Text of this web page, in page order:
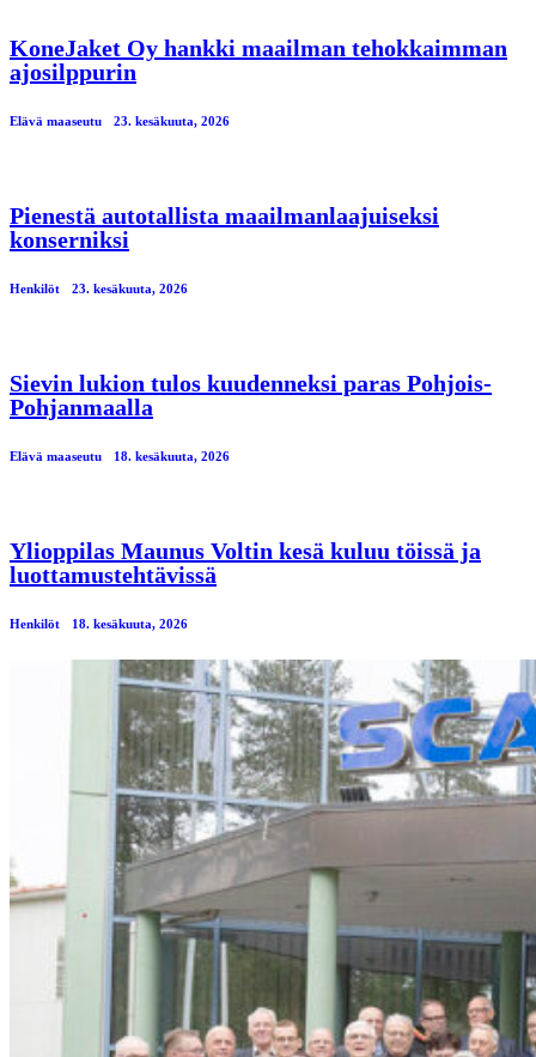
KoneJaket Oy hankki maailman tehokkaimman
ajosilppurin
Elävä maaseutu 23. kesäkuuta, 2026
Pienestä autotallista maailmanlaajuiseksi
konserniksi
Henkilöt 23. kesäkuuta, 2026
Sievin lukion tulos kuudenneksi paras Pohjois-
Pohjanmaalla
Elävä maaseutu 18. kesäkuuta, 2026
Ylioppilas Maunus Voltin kesä kuluu töissä ja
luottamustehtävissä
Henkilöt 18. kesäkuuta, 2026